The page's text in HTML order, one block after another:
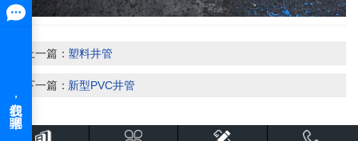
上一篇： 塑料井管
下一篇： 新型PVC井管